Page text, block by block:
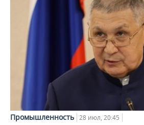
Промышленность 28 июл, 20:45